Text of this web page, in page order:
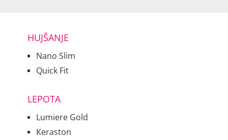
HUJŠANJE
Nano Slim
Quick Fit
LEPOTA
Lumiere Gold
Keraston